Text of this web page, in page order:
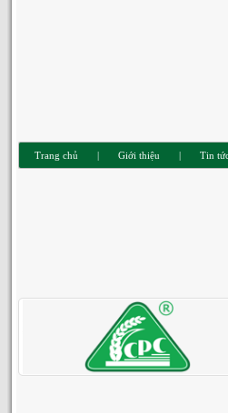
Trang chủ | Giới thiệu | Tin